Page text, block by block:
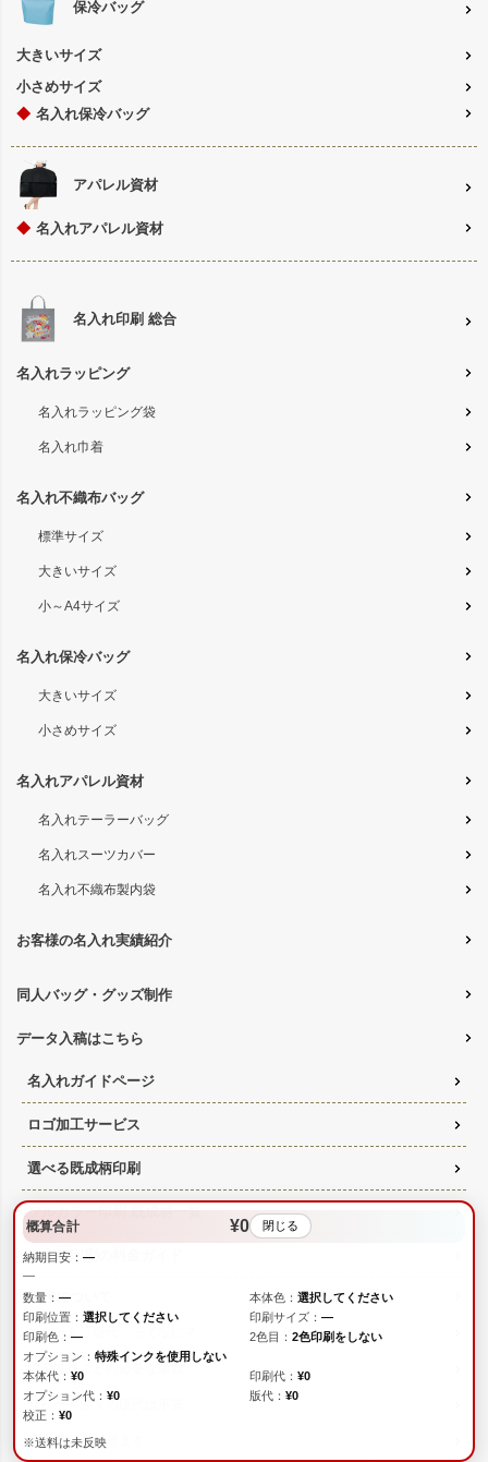
概算合計 ¥0 閉じる
納期目安： —
—
数量： — 本体色： 選択してください
印刷位置： 選択してください 印刷サイズ： —
印刷色： — 2色目： 2色印刷をしない
オプション： 特殊インクを使用しない
本体代： ¥0 印刷代： ¥0
オプション代： ¥0 版代： ¥0
校正： ¥0
※送料は未反映
保冷バッグ
大きいサイズ
小さめサイズ
◆ 名入れ保冷バッグ
アパレル資材
◆ 名入れアパレル資材
名入れ印刷 総合
名入れラッピング
名入れラッピング袋
名入れ巾着
名入れ不織布バッグ
標準サイズ
大きいサイズ
小～A4サイズ
名入れ保冷バッグ
大きいサイズ
小さめサイズ
名入れアパレル資材
名入れテーラーバッグ
名入れスーツカバー
名入れ不織布製内袋
お客様の名入れ実績紹介
同人バッグ・グッズ制作
データ入稿はこちら
名入れガイドページ
ロゴ加工サービス
選べる既成柄印刷
フルカラー印刷 既成柄一覧
名入れ印刷の料金ガイド
版代について
そもそも「版代」ってなに？
印刷方法ごとの必要な版数
リピート注文の版代は不要
版は使いまわせます